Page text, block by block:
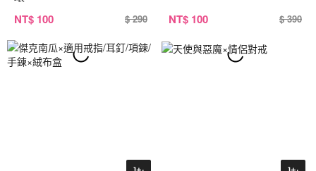
NT$ 100 $ 290 NT$ 100 $ 390